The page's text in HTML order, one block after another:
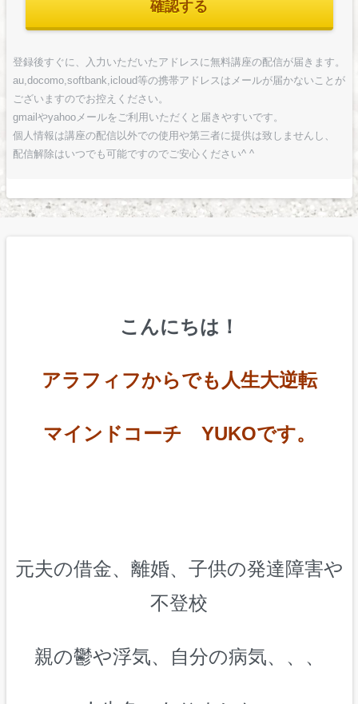
確認する
登録後すぐに、入力いただいたアドレスに無料講座の配信が届きます。
au,docomo,softbank,icloud等の携帯アドレスはメールが届かないことが
ございますのでお控えください。
gmailやyahooメールをご利用いただくと届きやすいです。
個人情報は講座の配信以外での使用や第三者に提供は致しませんし、
配信解除はいつでも可能ですのでご安心ください^ ^
こんにちは！
アラフィフからでも人生大逆転
マインドコーチ YUKOです。
元夫の借金、離婚、子供の発達障害や
不登校
親の鬱や浮気、自分の病気、、、